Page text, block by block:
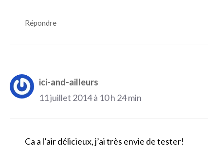
Répondre
ici-and-ailleurs
11 juillet 2014 à 10 h 24 min
Ca a l’air délicieux, j’ai très envie de tester!